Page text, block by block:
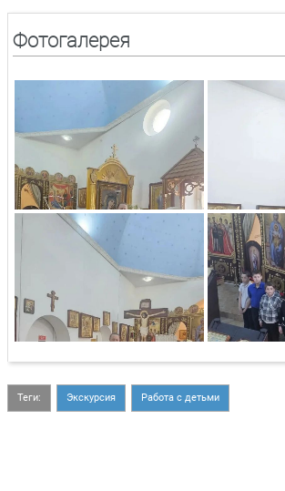
Фотогалерея
Теги: Экскурсия Работа с детьми